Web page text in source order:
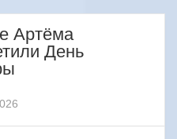
Артёма
День